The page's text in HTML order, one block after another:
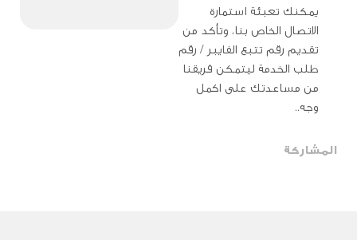
يمكنك تعبئة استمارة
الاتصال الخاص بنا، وتأكد من
تقديم رقم تتبع الفايبر / رقم
طلب الخدمة ليتمكن فريقنا
من مساعدتك على اكمل
وجه..
المشاركة